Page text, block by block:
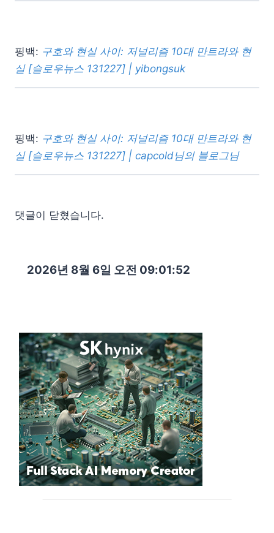
핑백: 구호와 현실 사이: 저널리즘 10대 만트라와 현
실 [슬로우뉴스 131227] | yibongsuk
핑백: 구호와 현실 사이: 저널리즘 10대 만트라와 현
실 [슬로우뉴스 131227] | capcold님의 블로그님
댓글이 닫혔습니다.
2026년 8월 6일 오전 09:01:53